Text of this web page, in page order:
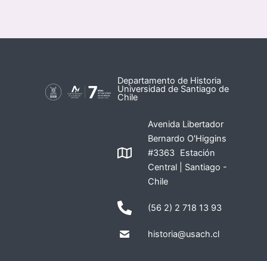
Departamento de Historia
Universidad de Santiago de
Chile
Avenida Libertador
Bernardo O'Higgins
#3363 Estación
Central | Santiago -
Chile
(56 2) 2 718 13 93
historia@usach.cl